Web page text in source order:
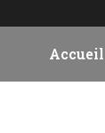
Accueil